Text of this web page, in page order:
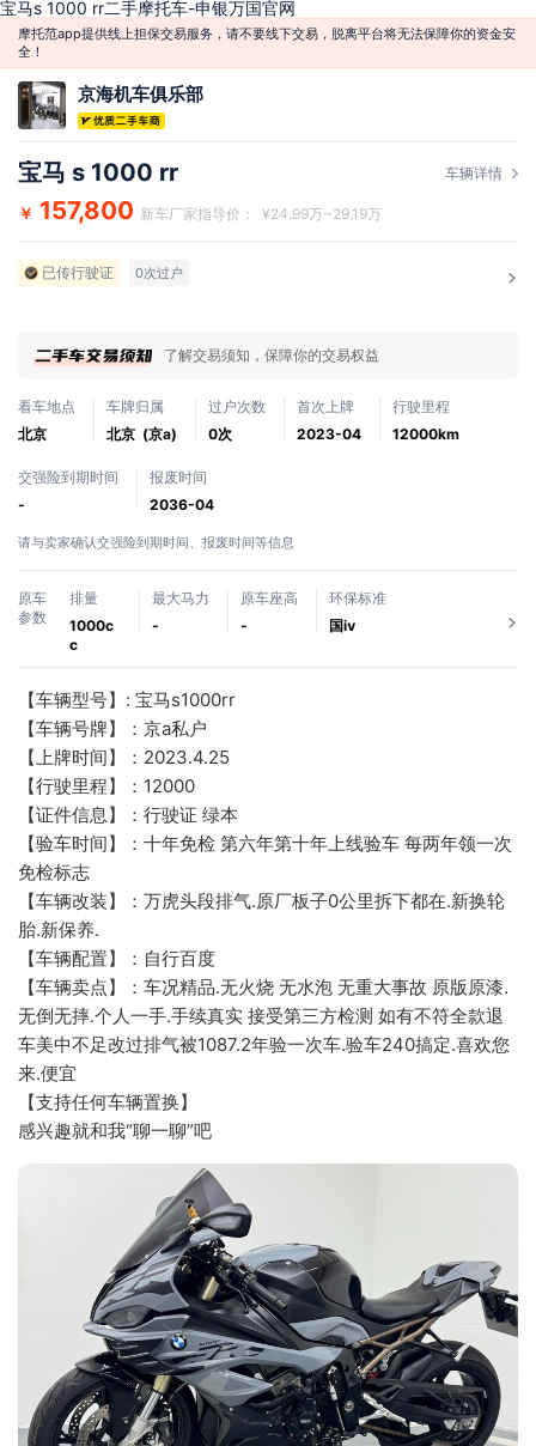
宝马s 1000 rr二手摩托车-申银万国官网
摩托范app提供线上担保交易服务，请不要线下交易，脱离平台将无法保障你的资金安
全！
京海机车俱乐部
宝马 s 1000 rr 车辆详情
￥ 157,800 新车厂家指导价： ¥24.99万~29.19万
已传行驶证 0次过户
了解交易须知，保障你的交易权益
看车地点
北京
车牌归属
北京 (京a)
过户次数
0次
首次上牌
2023-04
行驶里程
12000km
交强险到期时间
-
报废时间
2036-04
请与卖家确认交强险到期时间、报废时间等信息
原车
参数
排量
1000c
c
最大马力
-
原车座高
-
环保标准
国ⅳ
【车辆型号】: 宝马s1000rr
【车辆号牌】：京a私户
【上牌时间】：2023.4.25
【行驶里程】：12000
【证件信息】：行驶证 绿本
【验车时间】：十年免检 第六年第十年上线验车 每两年领一次
免检标志
【车辆改装】：万虎头段排气.原厂板子0公里拆下都在.新换轮
胎.新保养.
【车辆配置】：自行百度
【车辆卖点】：车况精品.无火烧 无水泡 无重大事故 原版原漆.
无倒无摔.个人一手.手续真实 接受第三方检测 如有不符全款退
车美中不足改过排气被1087.2年验一次车.验车240搞定.喜欢您
来.便宜
【支持任何车辆置换】
感兴趣就和我“聊一聊”吧